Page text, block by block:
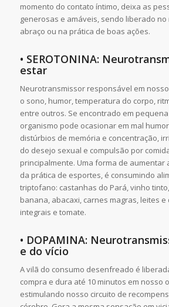
momento do contato íntimo, deixa as
generosas e amáveis, sendo liberado no
abraço ou na prática de boas ações.
• SEROTONINA:
estar
Neurotransmissor responsável em
o sono, humor, temperatura do corpo,
entre outros. Se encontrado em
organismo pode ocasionar em mal
distúrbios de memória e concentração,
do desejo sexual e compulsão por
principalmente. Uma forma de aumentar
da prática de esportes, é consumindo
triptofano: castanhas do Pará, vinho
banana, abacaxi, carnes magras, leites
integrais e tomate.
• DOPAMINA:
e do vício
A vilã do consumo desenfreado é
compra e dura até 10 minutos em nosso
estimulando nosso circuito de